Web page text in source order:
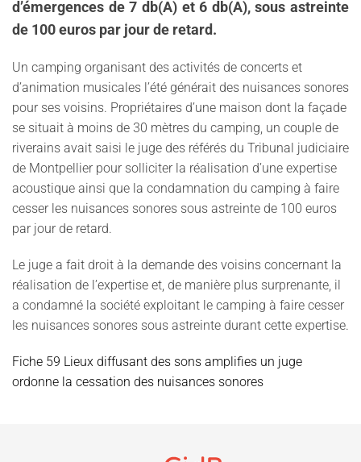
d’émergences de 7 db(A) et 6 db(A), sous astreinte
de 100 euros par jour de retard.
Un camping organisant des activités de concerts et
d’animation musicales l’été générait des nuisances sonores
pour ses voisins. Propriétaires d’une maison dont la façade
se situait à moins de 30 mètres du camping, un couple de
riverains avait saisi le juge des référés du Tribunal judiciaire
de Montpellier pour solliciter la réalisation d’une expertise
acoustique ainsi que la condamnation du camping à faire
cesser les nuisances sonores sous astreinte de 100 euros
par jour de retard.
Le juge a fait droit à la demande des voisins concernant la
réalisation de l’expertise et, de manière plus surprenante, il
a condamné la société exploitant le camping à faire cesser
les nuisances sonores sous astreinte durant cette expertise.
Fiche 59 Lieux diffusant des sons amplifies un juge
ordonne la cessation des nuisances sonores